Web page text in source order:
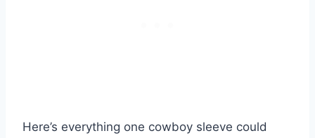
Here’s everything one cowboy sleeve could